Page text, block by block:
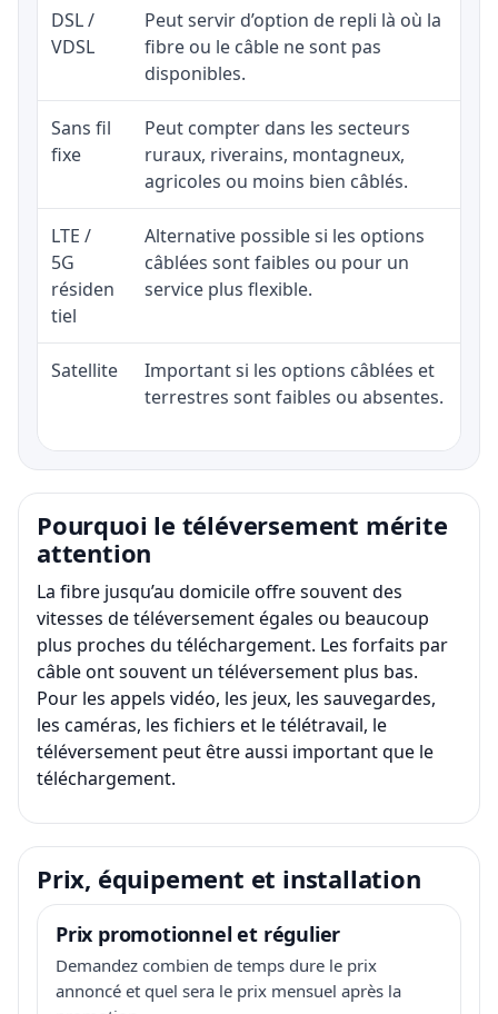
DSL /
VDSL
Peut servir d’option de repli là où la
fibre ou le câble ne sont pas
disponibles.
Sans fil
fixe
Peut compter dans les secteurs
ruraux, riverains, montagneux,
agricoles ou moins bien câblés.
LTE /
5G
résiden
tiel
Alternative possible si les options
câblées sont faibles ou pour un
service plus flexible.
Satellite
Important si les options câblées et
terrestres sont faibles ou absentes.
Pourquoi le téléversement mérite
attention
La fibre jusqu’au domicile offre souvent des
vitesses de téléversement égales ou beaucoup
plus proches du téléchargement. Les forfaits par
câble ont souvent un téléversement plus bas.
Pour les appels vidéo, les jeux, les sauvegardes,
les caméras, les fichiers et le télétravail, le
téléversement peut être aussi important que le
téléchargement.
Prix, équipement et installation
Prix promotionnel et régulier
Demandez combien de temps dure le prix
annoncé et quel sera le prix mensuel après la